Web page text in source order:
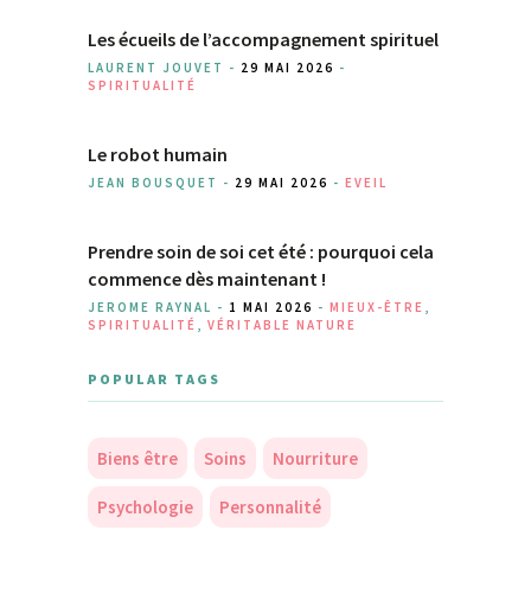
Les écueils de l’accompagnement spirituel
LAURENT JOUVET - 29 MAI 2026 -
SPIRITUALITÉ
Le robot humain
JEAN BOUSQUET - 29 MAI 2026 - EVEIL
Prendre soin de soi cet été : pourquoi cela
commence dès maintenant !
JEROME RAYNAL - 1 MAI 2026 - MIEUX-ÊTRE ,
SPIRITUALITÉ , VÉRITABLE NATURE
POPULAR TAGS
Biens être Soins Nourriture
Psychologie Personnalité